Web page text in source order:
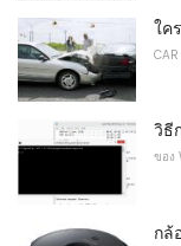
ใค
CAR
วิธี
ของ
กล้